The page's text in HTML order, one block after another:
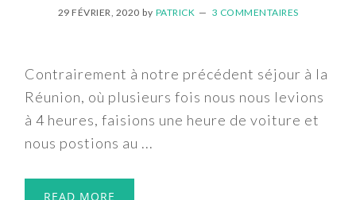
29 FÉVRIER, 2020 by PATRICK 3 COMMENTAIRES
Contrairement à notre précédent séjour à la
Réunion, où plusieurs fois nous nous levions
à 4 heures, faisions une heure de voiture et
nous postions au ...
READ MORE